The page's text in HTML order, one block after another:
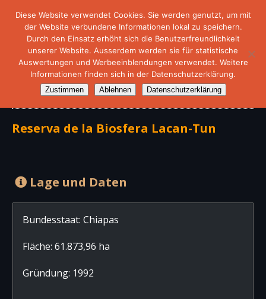
Biosphärenreservat Lacan-Tun
Reserva de la Biosfera Lacan-Tun
Lage und Daten
Bundesstaat: Chiapas
Fläche: 61.873,96 ha
Gründung: 1992
Diese Website verwendet Cookies. Sie werden genutzt, um mit
der Website verbundene Informationen lokal zu speichern.
Durch den Einsatz erhöht sich die Benutzerfreundlichkeit
unserer Website. Ausserdem werden sie für statistische
Auswertungen und Werbeeinblendungen verwendet. Weitere
Informationen finden sich in der Datenschutzerklärung.
Zustimmen Ablehnen Datenschutzerklärung